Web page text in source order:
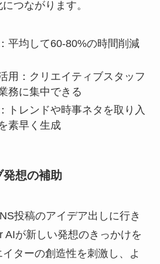
つながります。
平均して60-80%の時間削減
用：クリエイティブスタッフ
務に集中できる
トレンドや時事ネタを取り入
素早く生成
想の補助
投稿のアイデア出しに行き
AIが新しい発想のきっかけを
ターの創造性を刺激し、よ